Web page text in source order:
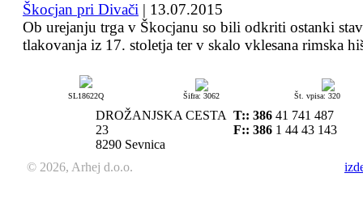
Škocjan pri Divači | 13.07.2015
Ob urejanju trga v Škocjanu so bili odkriti ostanki
tlakovanja iz 17. stoletja ter v skalo vklesana rimska
SL18622Q Šifra: 3062 Št. vpisa: 320
DROŽANJSKA CESTA
23
8290 Sevnica
T:: 386 41 741 487
F:: 386 1 44 43 143
© 2026, Arhej d.o.o.